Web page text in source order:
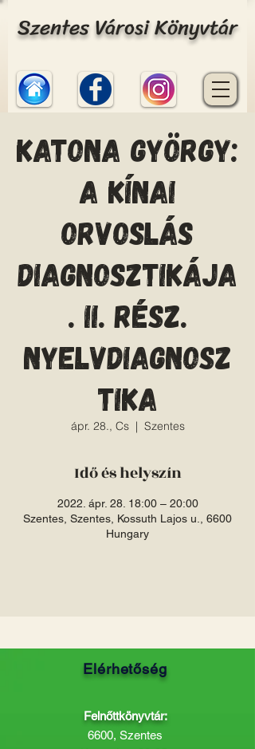
Szentes Városi Könyvtár
Katona György:
A kínai
orvoslás
diagnosztikája
. II. rész.
Nyelvdiagnosz
tika
ápr. 28., Cs
  |
Szentes
Idő és helyszín
2022. ápr. 28. 18:00 – 20:00
Szentes, Szentes, Kossuth Lajos u., 6600
Hungary
Elérhetőség
Felnőttkönyvtár:
6600, Szentes